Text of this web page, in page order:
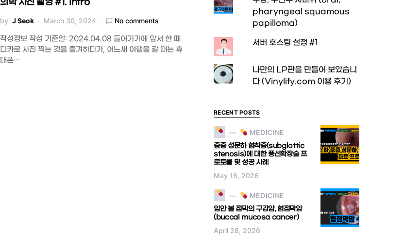
의학 사진 촬영 #1. Intro
by J Seok March 30, 2024 No comments
작성정보 작성 기준일: 2024.04.08 들어가기에 앞서 한 때
디카로 사진 찍는 것을 즐겨하다가, 어느새 여행을 갈 때는 휴
대폰…
pharyngeal squamous
papilloma)
서버 호스팅 설정 #1
나만의 LP판을 만들어 보았습니
다 (Vinylify.com 이용 후기)
RECENT POSTS
MEDICINE
중증 성문하 협착증(subglottic
stenosis)에 대한 풍선확장술 프
로토콜 및 성공 사례
May 16, 2026
MEDICINE
입안 볼 점막의 구강암, 협점막암
(buccal mucosa cancer)
April 28, 2026